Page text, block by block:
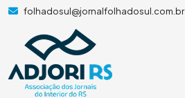
folhadosul@jornalfolhadosul.com.br